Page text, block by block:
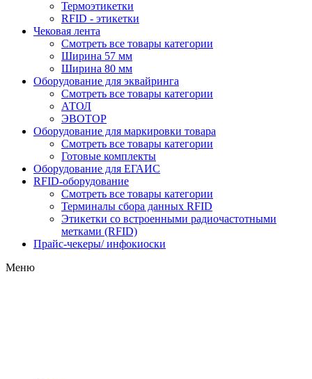
Термоэтикетки
RFID - этикетки
Чековая лента
Смотреть все товары категории
Ширина 57 мм
Ширина 80 мм
Оборудование для эквайринга
Смотреть все товары категории
АТОЛ
ЭВОТОР
Оборудование для маркировки товара
Смотреть все товары категории
Готовые комплекты
Оборудование для ЕГАИС
RFID-оборудование
Смотреть все товары категории
Терминалы сбора данных RFID
Этикетки со встроенными радиочастотными
метками (RFID)
Прайс-чекеры/ инфокиоски
Меню